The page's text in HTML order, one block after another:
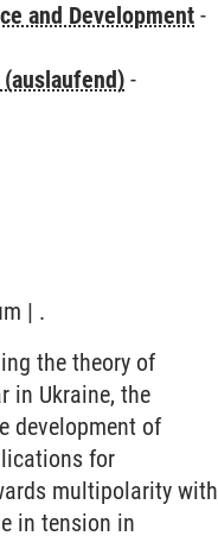
and Development -
-
| .
the theory of
in Ukraine, the
development of
for
multipolarity with
in tension in